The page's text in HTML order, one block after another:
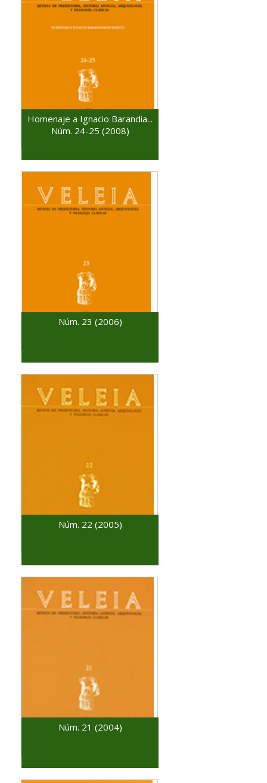
Homenaje a Ignacio Barandia...
Núm. 24-25 (2008)
Núm. 23 (2006)
Núm. 22 (2005)
Núm. 21 (2004)